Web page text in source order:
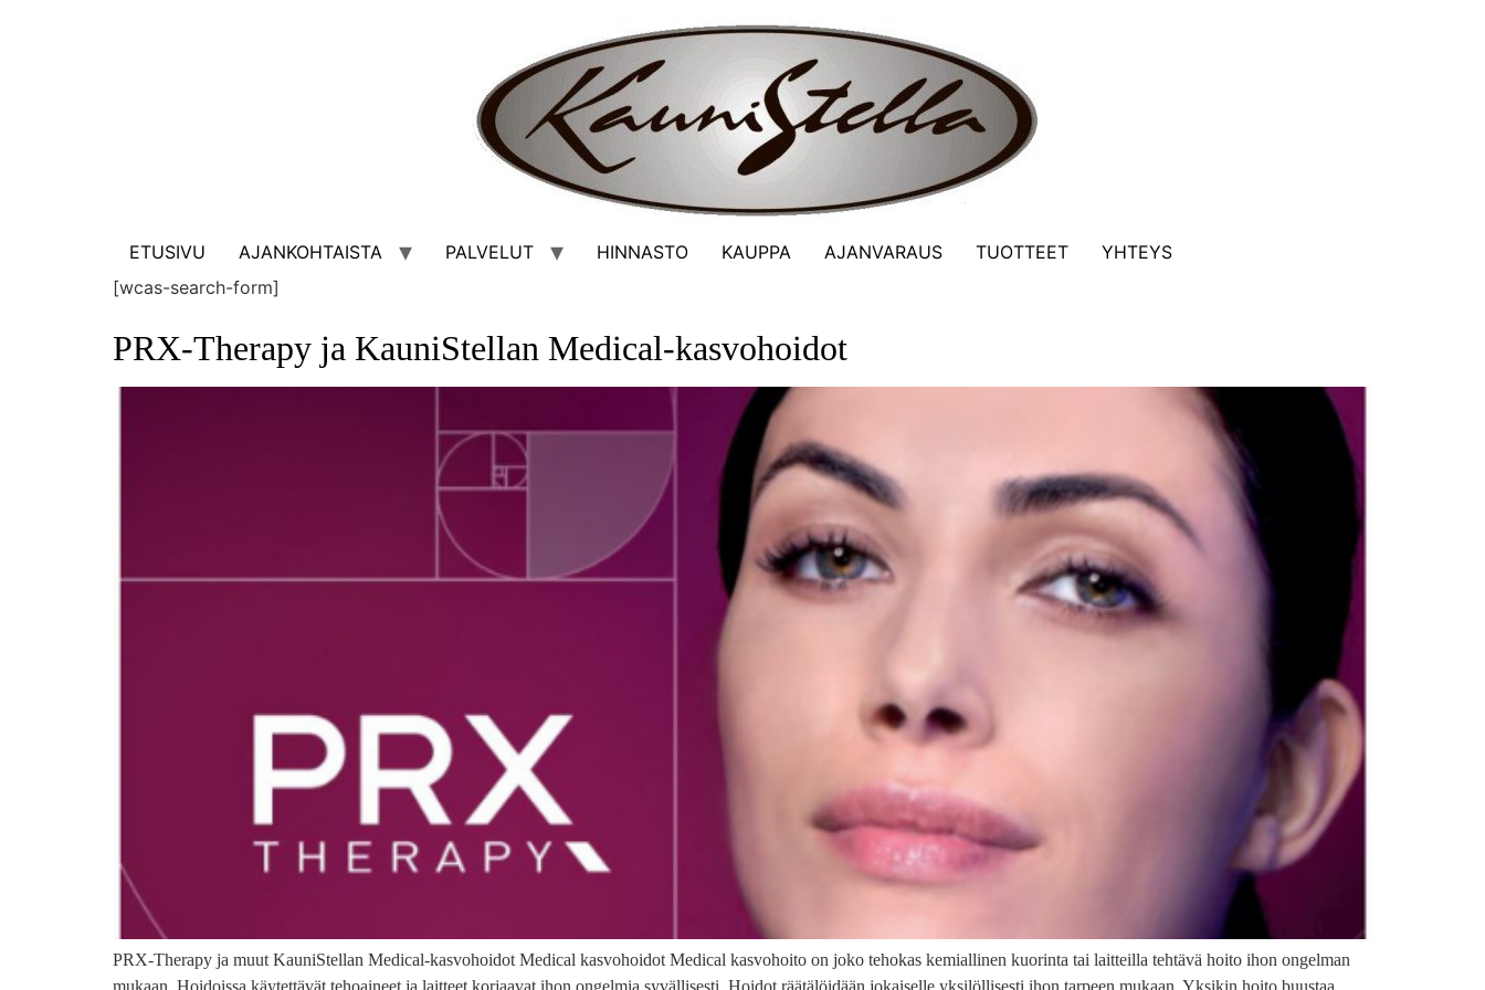
ETUSIVU AJANKOHTAISTA PALVELUT HINNASTO KAUPPA AJANVARAUS TUOTTEET
YHTEYS
[wcas-search-form]
PRX-Therapy ja KauniStellan Medical-kasvohoidot
PRX-Therapy ja muut KauniStellan Medical-kasvohoidot Medical kasvohoidot Medical kasvohoito on joko tehokas kemiallinen kuorinta tai laitteilla tehtävä hoito ihon ongelman
mukaan. Hoidoissa käytettävät tehoaineet ja laitteet korjaavat ihon ongelmia syvällisesti. Hoidot räätälöidään jokaiselle yksilöllisesti ihon tarpeen mukaan. Yksikin hoito buustaa